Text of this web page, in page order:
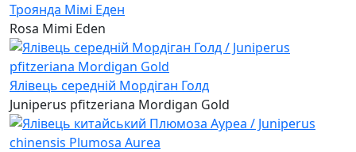
Троянда Мімі Еден
Rosa Mimi Eden
Ялівець середній Мордіган Голд
Juniperus pfitzeriana Mordigan Gold